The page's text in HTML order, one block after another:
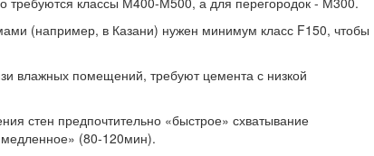
(например, в Казани) нужен минимум класс F150, чтобы
влажных помещений, требуют цемента с низкой
стен предпочтительно «быстрое» схватывание
(80‑120мин).